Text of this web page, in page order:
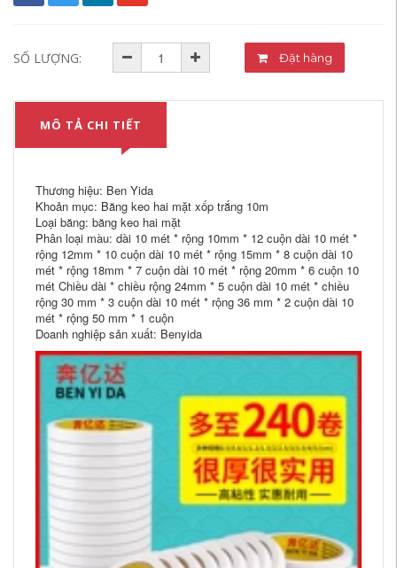
SỐ LƯỢNG: Đặt hàng
MÔ TẢ CHI TIẾT
Thương hiệu: Ben Yida
Khoản mục: Băng keo hai mặt xốp trắng 10m
Loại băng: băng keo hai mặt
Phân loại màu: dài 10 mét * rộng 10mm * 12 cuộn dài 10 mét *
rộng 12mm * 10 cuộn dài 10 mét * rộng 15mm * 8 cuộn dài 10
mét * rộng 18mm * 7 cuộn dài 10 mét * rộng 20mm * 6 cuộn 10
mét Chiều dài * chiều rộng 24mm * 5 cuộn dài 10 mét * chiều
rộng 30 mm * 3 cuộn dài 10 mét * rộng 36 mm * 2 cuộn dài 10
mét * rộng 50 mm * 1 cuộn
Doanh nghiệp sản xuất: Benyida